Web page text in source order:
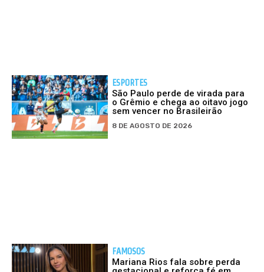
ESPORTES
São Paulo perde de virada para
o Grêmio e chega ao oitavo jogo
sem vencer no Brasileirão
8 DE AGOSTO DE 2026
FAMOSOS
Mariana Rios fala sobre perda